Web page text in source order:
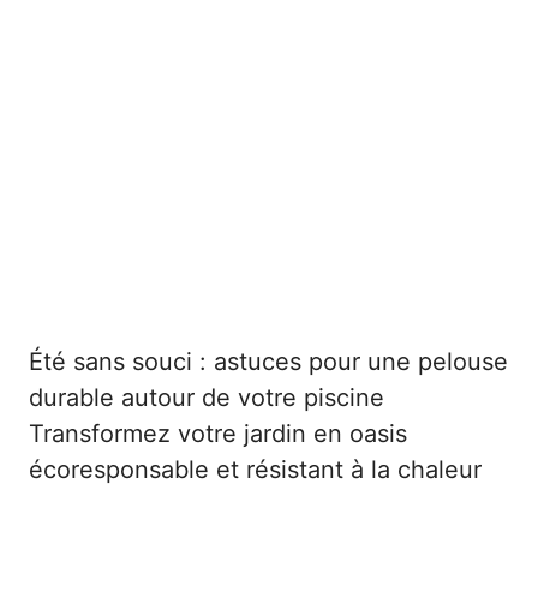
Été sans souci : astuces pour une pelouse
durable autour de votre piscine
Transformez votre jardin en oasis
écoresponsable et résistant à la chaleur